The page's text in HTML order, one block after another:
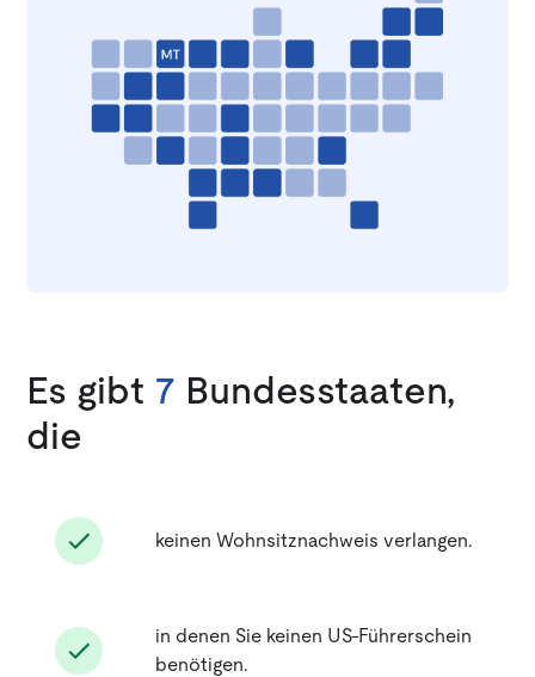
Es gibt 7 Bundesstaaten,
die
keinen Wohnsitznachweis verlangen.
in denen Sie keinen US-Führerschein
benötigen.